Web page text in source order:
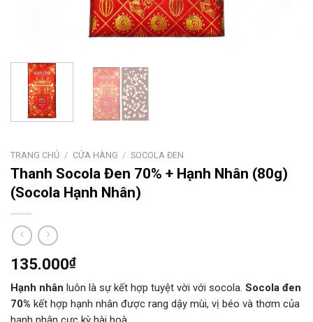
TRANG CHỦ / CỬA HÀNG / SOCOLA ĐEN
Thanh Socola Đen 70% + Hạnh Nhân (80g)
(Socola Hạnh Nhân)
135.000₫
Hạnh nhân luôn là sự kết hợp tuyệt vời với socola. Socola đen
70% kết hợp hạnh nhân được rang dậy mùi, vị béo và thơm của